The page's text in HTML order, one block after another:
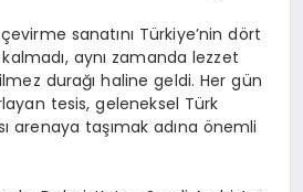
sanatını Türkiye’nin dört
aynı zamanda lezzet
durağı haline geldi. Her gün
tesis, geleneksel Türk
arenaya taşımak adına önemli